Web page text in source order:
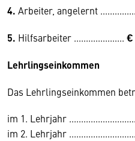
4. Arbeiter, angelernt ...............
5. Hilfsarbeiter ..................... €
Lehrlingseinkommen
Das Lehrlingseinkommen
im 1. Lehrjahr
im 2. Lehrjahr